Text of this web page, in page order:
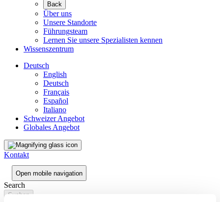
Back
Über uns
Unsere Standorte
Führungsteam
Lernen Sie unsere Spezialisten kennen
Wissenszentrum
Deutsch
English
Deutsch
Français
Español
Italiano
Schweizer Angebot
Globales Angebot
Kontakt
Open mobile navigation
Search